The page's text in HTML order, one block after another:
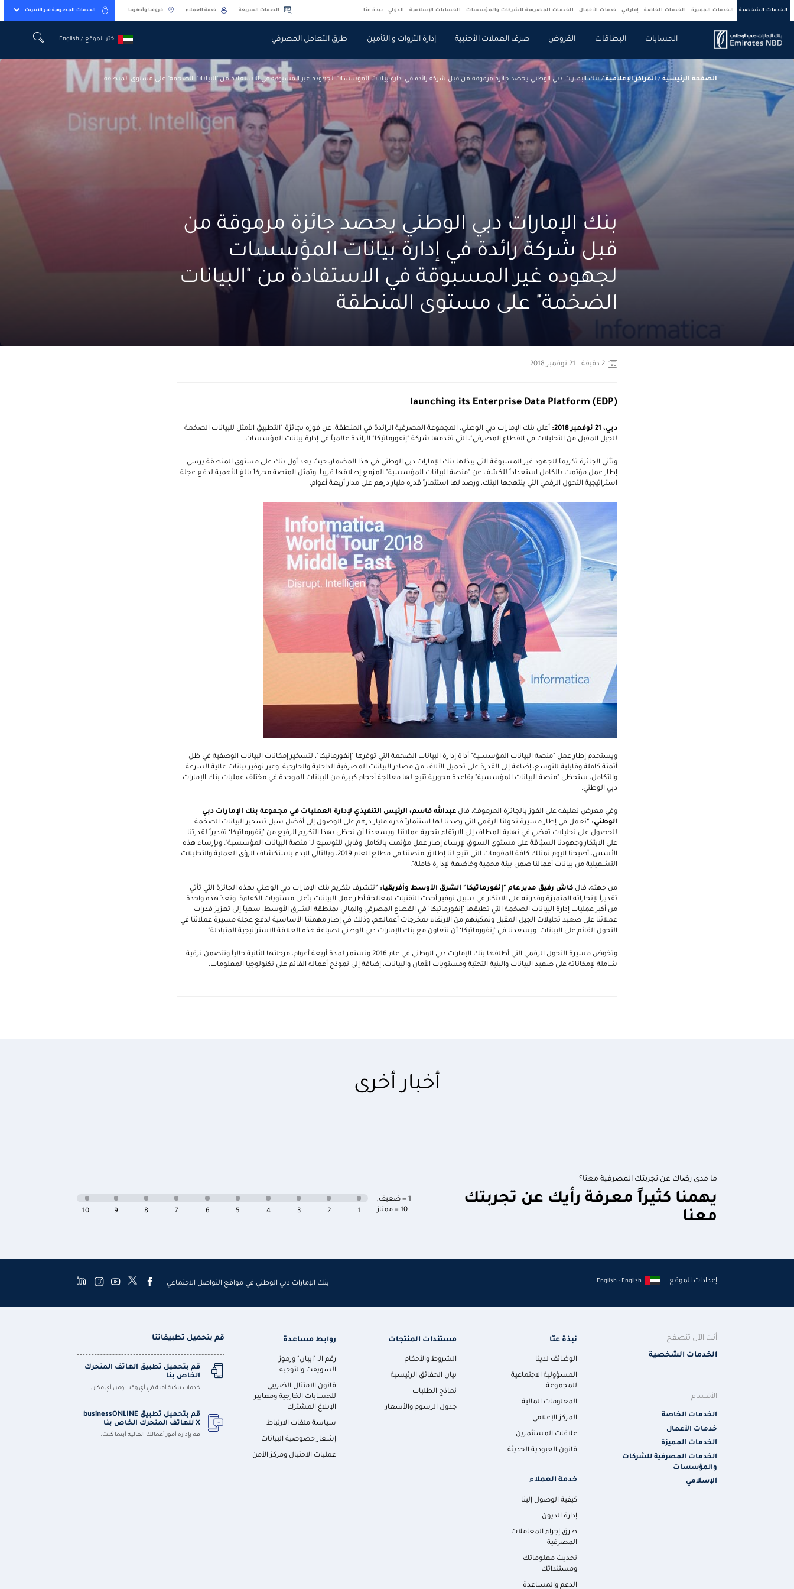
الخدمات الشخصية الخدمات المميزة الخدمات الخاصة إماراتي خدمات الأعمال الخدمات المصرفية للشركات والمؤسسات الحسابات الإسلامية الدولي نبذة عنّا الخدمات السريعة خدمة العملاء فروعنا وأجهزتنا الخدمات المصرفية عبر الانترنت
الحسابات البطاقات القروض صرف العملات الأجنبية إدارة الثروات و التأمين طرق التعامل المصرفي
اختر الموقع / English
اختر الموقع / English
الصفحة الرئيسية / المراكز الإعلامية/بنك الإمارات دبي الوطني يحصد جائزة مرموقة من قبل شركة رائدة في إدارة بيانات المؤسسات لجهوده غير المسبوقة في الاستفادة من "البيانات الضخمة" على مستوى المنطقة
بنك الإمارات دبي الوطني يحصد جائزة مرموقة من
قبل شركة رائدة في إدارة بيانات المؤسسات
لجهوده غير المسبوقة في الاستفادة من "البيانات
الضخمة" على مستوى المنطقة
2 دقيقة
launching its Enterprise Data Platform (EDP)
دبي، 21 نوفمبر 2018:
أعلن بنك الإمارات دبي الوطني، المجموعة المصرفية الرائدة في المنطقة، عن فوزه بجائزة "التطبيق الأمثل للبيانات الضخمة
للجيل المقبل من التحليلات في القطاع المصرفي"، التي تقدمها شركة "إنفورماتيكا" الرائدة عالمياً في إدارة بيانات المؤسسات.
وتأتي الجائزة تكريماً للجهود غير المسبوقة التي يبذلها بنك الإمارات دبي الوطني في هذا المضمار، حيث يعد أول بنك على مستوى المنطقة يرسي
إطار عمل مؤتمت بالكامل استعداداً للكشف عن "منصة البيانات المؤسسية" المزمع إطلاقها قريباً. وتمثل المنصة محركاً بالغ الأهمية لدفع عجلة
استراتيجية التحول الرقمي التي ينتهجها البنك، ورصد لها استثماراً قدره مليار درهم على مدار أربعة أعوام.
ويستخدم إطار عمل "منصة البيانات المؤسسية" أداة إدارة البيانات الضخمة التي توفرها "إنفورماتيكا"، لتسخير إمكانات البيانات الوصفية في ظل
أتمتة كاملة وقابلية للتوسع، إضافة إلى القدرة على تحميل الآلاف من مصادر البيانات المصرفية الداخلية والخارجية. وعبر توفير بيانات عالية السرعة
والتكامل، ستحظى "منصة البيانات المؤسسية" بقاعدة محورية تتيح لها معالجة أحجام كبيرة من البيانات الموحدة في مختلف عمليات بنك الإمارات
دبي الوطني.
وفي معرض تعليقه على الفوز بالجائزة المرموقة، قالعبدالله قاسم، الرئيس التنفيذي لإدارة العمليات في مجموعة بنك الإمارات دبي
الوطني: "نعمل في إطار مسيرة تحولنا الرقمي التي رصدنا لها استثماراً قدره مليار درهم على الوصول إلى أفضل سبل تسخير البيانات الضخمة
للحصول على تحليلات تفضي في نهاية المطاف إلى الارتقاء بتجربة عملائنا. ويسعدنا أن نحظى بهذا التكريم الرفيع من ’إنفورماتيكا‘ تقديراً لقدرتنا
على الابتكار وجهودنا السبّاقة على مستوى السوق لإرساء إطار عمل مؤتمت بالكامل وقابل للتوسيع لـ’ منصة البيانات المؤسسية‘. وبإرساء هذه
الأسس، أصبحنا اليوم نمتلك كافة المقومات التي تتيح لنا إطلاق منصتنا في مطلع العام 2019، وبالتالي البدء باستكشاف الرؤى العملية والتحليلات
التشغيلية من بيانات أعمالنا ضمن بيئة محمية وخاضعة لإدارة كاملة".
من جهته، قالكاش رفيق مدير عام "إنفورماتيكا" الشرق الأوسط وأفريقيا: "نتشرف بتكريم بنك الإمارات دبي الوطني بهذه الجائزة التي تأتي
تقديراً لإنجازاته المتميزة وقدراته على الابتكار في سبيل توفير أحدث التقنيات لمعالجة أطر عمل البيانات بأعلى مستويات الكفاءة. وتعدّ هذه واحدة
من أكبر عمليات إدارة البيانات الضخمة التي تطبقها ’إنفورماتيكا‘ في القطاع المصرفي والمالي بمنطقة الشرق الأوسط، سعياً إلى تعزيز قدرات
عملائنا على صعيد تحليلات الجيل المقبل وتمكينهم من الارتقاء بمخرجات أعمالهم، وذلك في إطار مهمتنا الأساسية لدفع عجلة مسيرة عملائنا في
التحول القائم على البيانات. ويسعدنا في ’إنفورماتيكا‘ أن نتعاون مع بنك الإمارات دبي الوطني لصياغة هذه العلاقة الاستراتيجية المتبادلة".
وتخوض مسيرة التحول الرقمي التي أطلقها بنك الإمارات دبي الوطني في عام 2016 وتستمر لمدة أربعة أعوام، مرحلتها الثانية حالياً وتتضمن ترقية
شاملة لإمكاناته على صعيد البيانات والبنية التحتية ومستويات الأمان والبيانات، إضافة إلى نموذج أعماله القائم على تكنولوجيا المعلومات.
أخبار أخرى
ما مدى رضاك عن تجربتك المصرفية معنا؟
يهمنا كثيراً معرفة رأيك عن تجربتك
معنا
1 = ضعيف
,
10 = ممتاز
10 9 8 7 6 5 4 3 2 1
إعدادات الموقع English : English بنك الإمارات دبي الوطني في مواقع التواصل الاجتماعي
أنت الآن تتصفح
الخدمات الشخصية
الأقسام
الخدمات الخاصة
خدمات الأعمال
الخدمات المميزة
الخدمات المصرفية للشركات
والمؤسسات
الإسلامي
نبذة عنّا
الوظائف لدينا
المسؤولية الاجتماعية
للمجموعة
المعلومات المالية
المركز الإعلامي
علاقات المستثمرين
قانون العبودية الحديثة
مستندات المنتجات
الشروط والأحكام
بيان الحقائق الرئيسية
نماذج الطلبات
جدول الرسوم والأسعار
روابط مساعدة
رقم الـ "آيبان" ورموز
السويفت والتوجيه
قانون الامتثال الضريبي
للحسابات الخارجية ومعايير
الإبلاغ المشترك
سياسة ملفات الارتباط
إشعار خصوصية البيانات
عمليات الاحتيال ومركز الأمن
خدمة العملاء
كيفية الوصول إلينا
إدارة الديون
طرق إجراء المعاملات
المصرفية
تحديث معلوماتك
ومستنداتك
الدعم والمساعدة
قم بتحميل تطبيقاتنا
قم بتحميل تطبيق الهاتف المتحرك
الخاص بنا
خدمات بنكية آمنة في أي وقت ومن أي مكان
قم بتحميل تطبيق businessONLINE
X للهاتف المتحرك الخاص بنا
قم بإدارة أمور أعمالك المالية أينما كنت.